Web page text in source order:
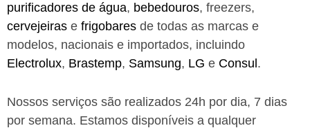
purificadores de água, bebedouros, freezers,
cervejeiras e frigobares de todas as marcas e
modelos, nacionais e importados, incluindo
Electrolux, Brastemp, Samsung, LG e Consul .
Nossos serviços são realizados 24h por dia, 7 dias
por semana. Estamos disponíveis a qualquer